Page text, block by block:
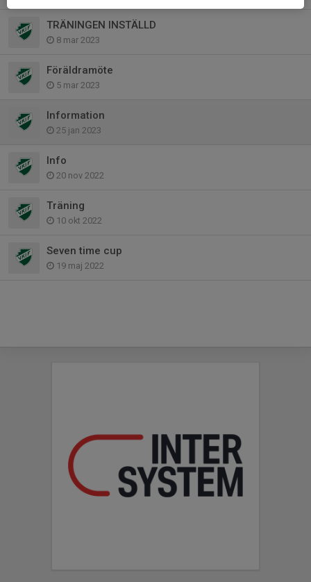
TRÄNINGEN INSTÄLLD
8 mar 2023
Föräldramöte
5 mar 2023
Information
25 jan 2023
Info
20 nov 2022
Träning
10 okt 2022
Seven time cup
19 maj 2022